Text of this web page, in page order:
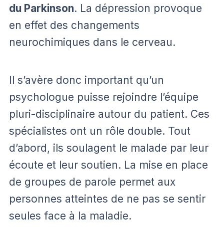
du Parkinson. La dépression provoque
en effet des changements
neurochimiques dans le cerveau.
Il s’avère donc important qu’un
psychologue puisse rejoindre l’équipe
pluri-disciplinaire autour du patient. Ces
spécialistes ont un rôle double. Tout
d’abord, ils soulagent le malade par leur
écoute et leur soutien. La mise en place
de groupes de parole permet aux
personnes atteintes de ne pas se sentir
seules face à la maladie.